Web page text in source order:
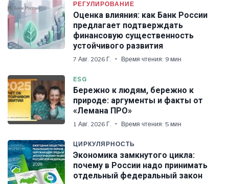
РЕГУЛИРОВАНИЕ
Оценка влияния: как Банк России
предлагает подтверждать
финансовую существенность
устойчивого развития
7 Авг. 2026 Г. Время чтения: 9 мин
ESG
Бережно к людям, бережно к
природе: аргументы и факты от
«Лемана ПРО»
1 Авг. 2026 Г. Время чтения: 5 мин
ЦИРКУЛЯРНОСТЬ
Экономика замкнутого цикла:
почему в России надо принимать
отдельный федеральный закон